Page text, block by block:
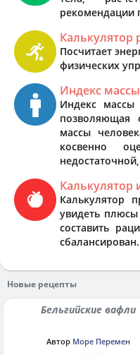
рекомендации
Калькулятор
Посчитает
физических
Индекс
Индекс
позволяющая
массы
косвенно
Калькулятор
Калькулятор
увидеть
составить
сбалансирован.
Новые рецепты
Бельгийские вафли
Автор Море Перемен